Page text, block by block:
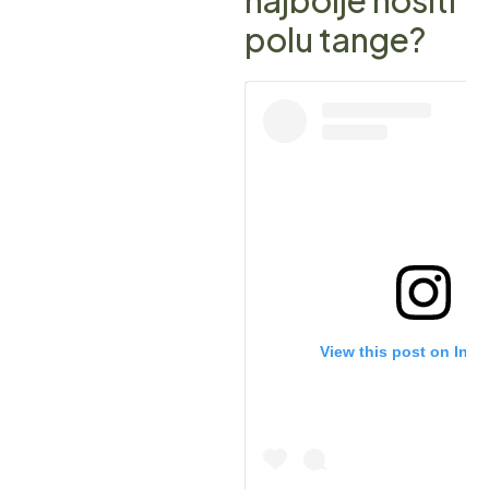
polu tange?
View this post on